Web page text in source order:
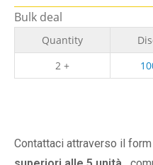
Bulk deal
Quantity
2 +
Contattaci attraverso il